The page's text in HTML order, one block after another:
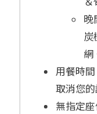
晚
炭
網
用餐時
取消您的
無指定